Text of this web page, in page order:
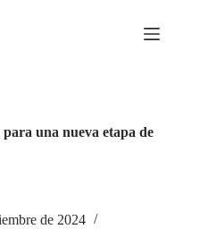
una nueva etapa de
de 2024